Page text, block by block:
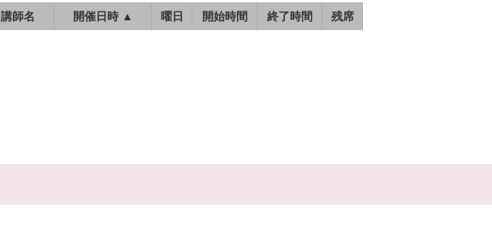
講師名 開催日時 ▲ 曜日 開始時間 終了時間 残席